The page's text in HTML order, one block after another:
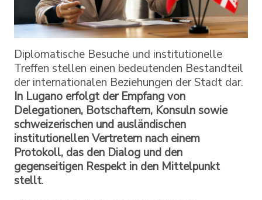
Diplomatische Besuche und institutionelle
Treffen stellen einen bedeutenden Bestandteil
der internationalen Beziehungen der Stadt dar.
In Lugano erfolgt der Empfang von
Delegationen, Botschaftern, Konsuln sowie
schweizerischen und ausländischen
institutionellen Vertretern nach einem
Protokoll, das den Dialog und den
gegenseitigen Respekt in den Mittelpunkt
stellt.